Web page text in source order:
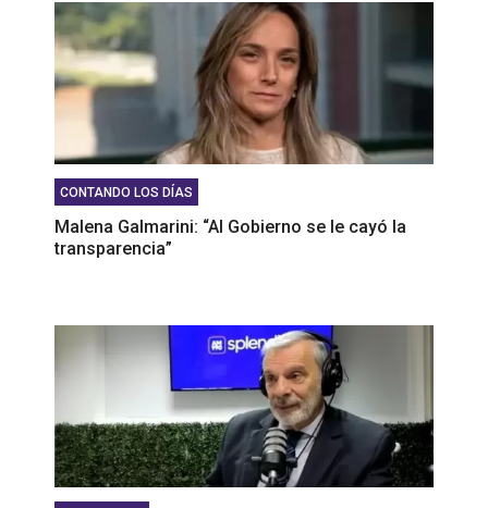
CONTANDO LOS DÍAS
Malena Galmarini: “Al Gobierno se le cayó la
transparencia”